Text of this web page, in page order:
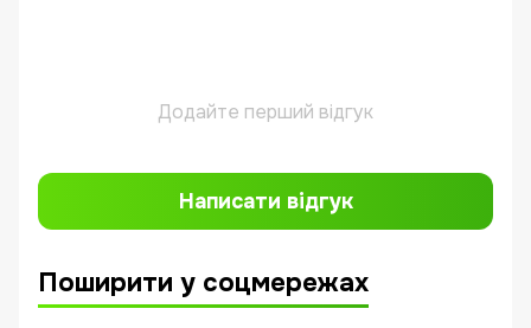
Додайте перший відгук
Написати відгук
Поширити у соцмережах